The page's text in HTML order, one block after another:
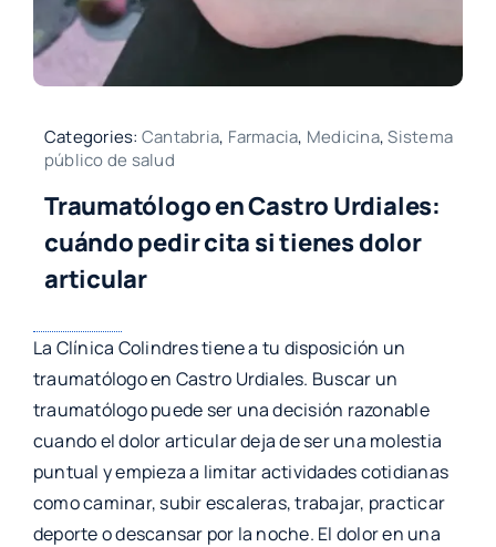
Categories: Cantabria, Farmacia, Medicina,Sistema
público de salud
Traumatólogo en Castro Urdiales:
cuándo pedir cita si tienes dolor
articular
La Clínica Colindres tiene a tu disposición un
traumatólogo en Castro Urdiales. Buscar un
traumatólogo puede ser una decisión razonable
cuando el dolor articular deja de ser una molestia
puntual y empieza a limitar actividades cotidianas
como caminar, subir escaleras, trabajar, practicar
deporte o descansar por la noche. El dolor en una